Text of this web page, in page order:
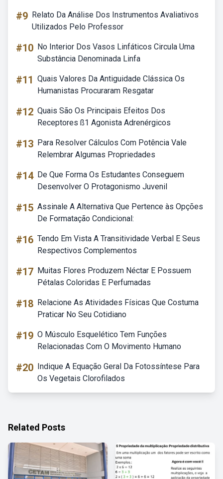
#9 Relato Da Análise Dos Instrumentos Avaliativos
Utilizados Pelo Professor
#10 No Interior Dos Vasos Linfáticos Circula Uma
Substância Denominada Linfa
#11 Quais Valores Da Antiguidade Clássica Os
Humanistas Procuraram Resgatar
#12 Quais São Os Principais Efeitos Dos
Receptores ß1 Agonista Adrenérgicos
#13 Para Resolver Cálculos Com Potência Vale
Relembrar Algumas Propriedades
#14 De Que Forma Os Estudantes Conseguem
Desenvolver O Protagonismo Juvenil
#15 Assinale A Alternativa Que Pertence às Opções
De Formatação Condicional:
#16 Tendo Em Vista A Transitividade Verbal E Seus
Respectivos Complementos
#17 Muitas Flores Produzem Néctar E Possuem
Pétalas Coloridas E Perfumadas
#18 Relacione As Atividades Físicas Que Costuma
Praticar No Seu Cotidiano
#19 O Músculo Esquelético Tem Funções
Relacionadas Com O Movimento Humano
#20 Indique A Equação Geral Da Fotossíntese Para
Os Vegetais Clorofilados
Related Posts